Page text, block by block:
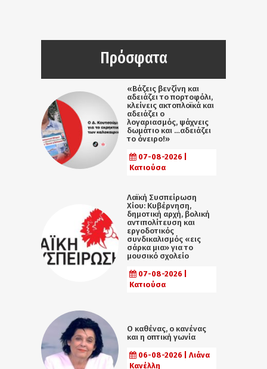
Πρόσφατα
«Βάζεις βενζίνη και
αδειάζει το πορτοφόλι,
κλείνεις ακτοπλοϊκά και
αδειάζει ο
λογαριασμός, ψάχνεις
δωμάτιο και …αδειάζει
το όνειρο!»
07-08-2026 |
Κατιούσα
Λαϊκή Συσπείρωση
Χίου: Κυβέρνηση,
δημοτική αρχή, βολική
αντιπολίτευση και
εργοδοτικός
συνδικαλισμός «εις
σάρκα μια» για το
μουσικό σχολείο
07-08-2026 |
Κατιούσα
Ο καθένας, ο κανένας
και η οπτική γωνία
06-08-2026 | Λιάνα
Κανέλλη